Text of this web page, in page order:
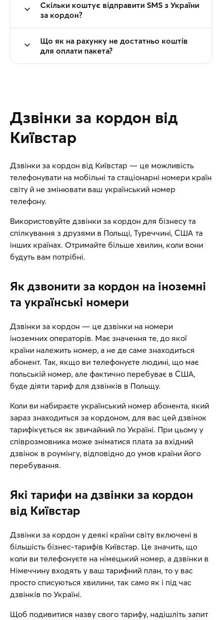
Скільки коштує відправити SMS з України
за кордон?
Що як на рахунку не достатньо коштів
для оплати пакета?
Дзвінки за кордон від
Київстар
Дзвінки за кордон від Київстар — це можливість
телефонувати на мобільні та стаціонарні номери країн
світу й не змінювати ваш український номер
телефону.
Використовуйте дзвінки за кордон для бізнесу та
спілкування з друзями в Польщі, Туреччині, США та
інших країнах. Отримайте більше хвилин, коли вони
будуть вам потрібні.
Як дзвонити за кордон на іноземні
та українські номери
Дзвінки за кордон — це дзвінки на номери
іноземних операторів. Має значення те, до якої
країни належить номер, а не де саме знаходиться
абонент. Так, якщо ви телефонуєте людині, що має
польській номер, але фактично перебуває в США,
буде діяти тариф для дзвінків в Польщу.
Коли ви набираєте український номер абонента, який
зараз знаходиться за кордоном, для вас цей дзвінок
тарифікується як звичайний по Україні. При цьому у
співрозмовника може зніматися плата за вхідний
дзвінок в роумінгу, відповідно до умов країни його
перебування.
Які тарифи на дзвінки за кордон
від Київстар
Дзвінки за кордон у деякі країни світу включені в
більшість бізнес-тарифів Київстар. Це значить, що
коли ви телефонуєте на німецький номер, а дзвінки в
Німеччину входять у ваш тарифний план, то у вас
просто списуються хвилини, так само як і під час
дзвінків по Україні.
Щоб подивитися назву свого тарифу, надішліть запит